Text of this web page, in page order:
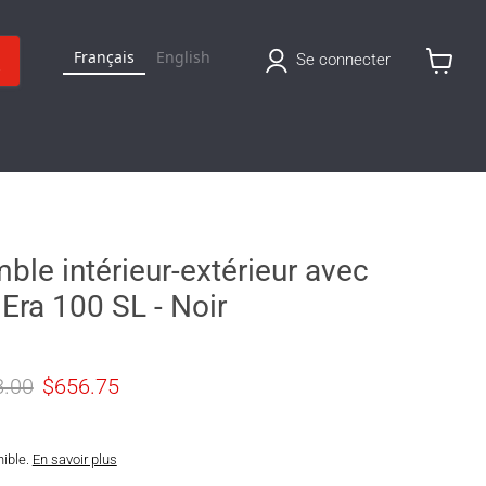
Français English Se connecter
intérieur-extérieur avec
100 SL - Noir
Prix actuel
$656.75
En savoir plus